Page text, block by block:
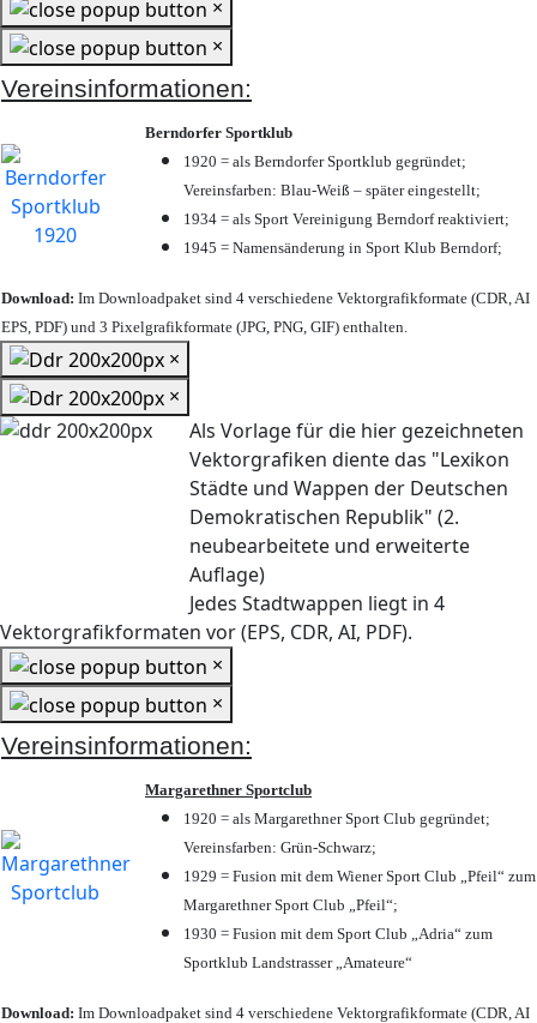
×
×
Vereinsinformationen:
Berndorfer Sportklub
1920 = als Berndorfer Sportklub gegründet;
Vereinsfarben: Blau-Weiß – später eingestellt;
1934 = als Sport Vereinigung Berndorf reaktiviert;
1945 = Namensänderung in Sport Klub Berndorf;
Download: Im Downloadpaket sind 4 verschiedene Vektorgrafikformate (CDR, AI
EPS, PDF) und 3 Pixelgrafikformate (JPG, PNG, GIF) enthalten.
×
×
Als Vorlage für die hier gezeichneten
Vektorgrafiken diente das "Lexikon
Städte und Wappen der Deutschen
Demokratischen Republik" (2.
neubearbeitete und erweiterte
Auflage)
Jedes Stadtwappen liegt in 4
Vektorgrafikformaten vor (EPS, CDR, AI, PDF).
×
×
Vereinsinformationen:
Margarethner Sportclub
1920 = als Margarethner Sport Club gegründet;
Vereinsfarben: Grün-Schwarz;
1929 = Fusion mit dem Wiener Sport Club „Pfeil“ zum
Margarethner Sport Club „Pfeil“;
1930 = Fusion mit dem Sport Club „Adria“ zum
Sportklub Landstrasser „Amateure“
Download: Im Downloadpaket sind 4 verschiedene Vektorgrafikformate (CDR, AI